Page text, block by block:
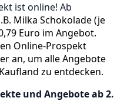
ist online! Ab
Milka Schokolade (je
Euro im Angebot.
Online-Prospekt
an, um alle Angebote
zu entdecken.
und Angebote ab 2.